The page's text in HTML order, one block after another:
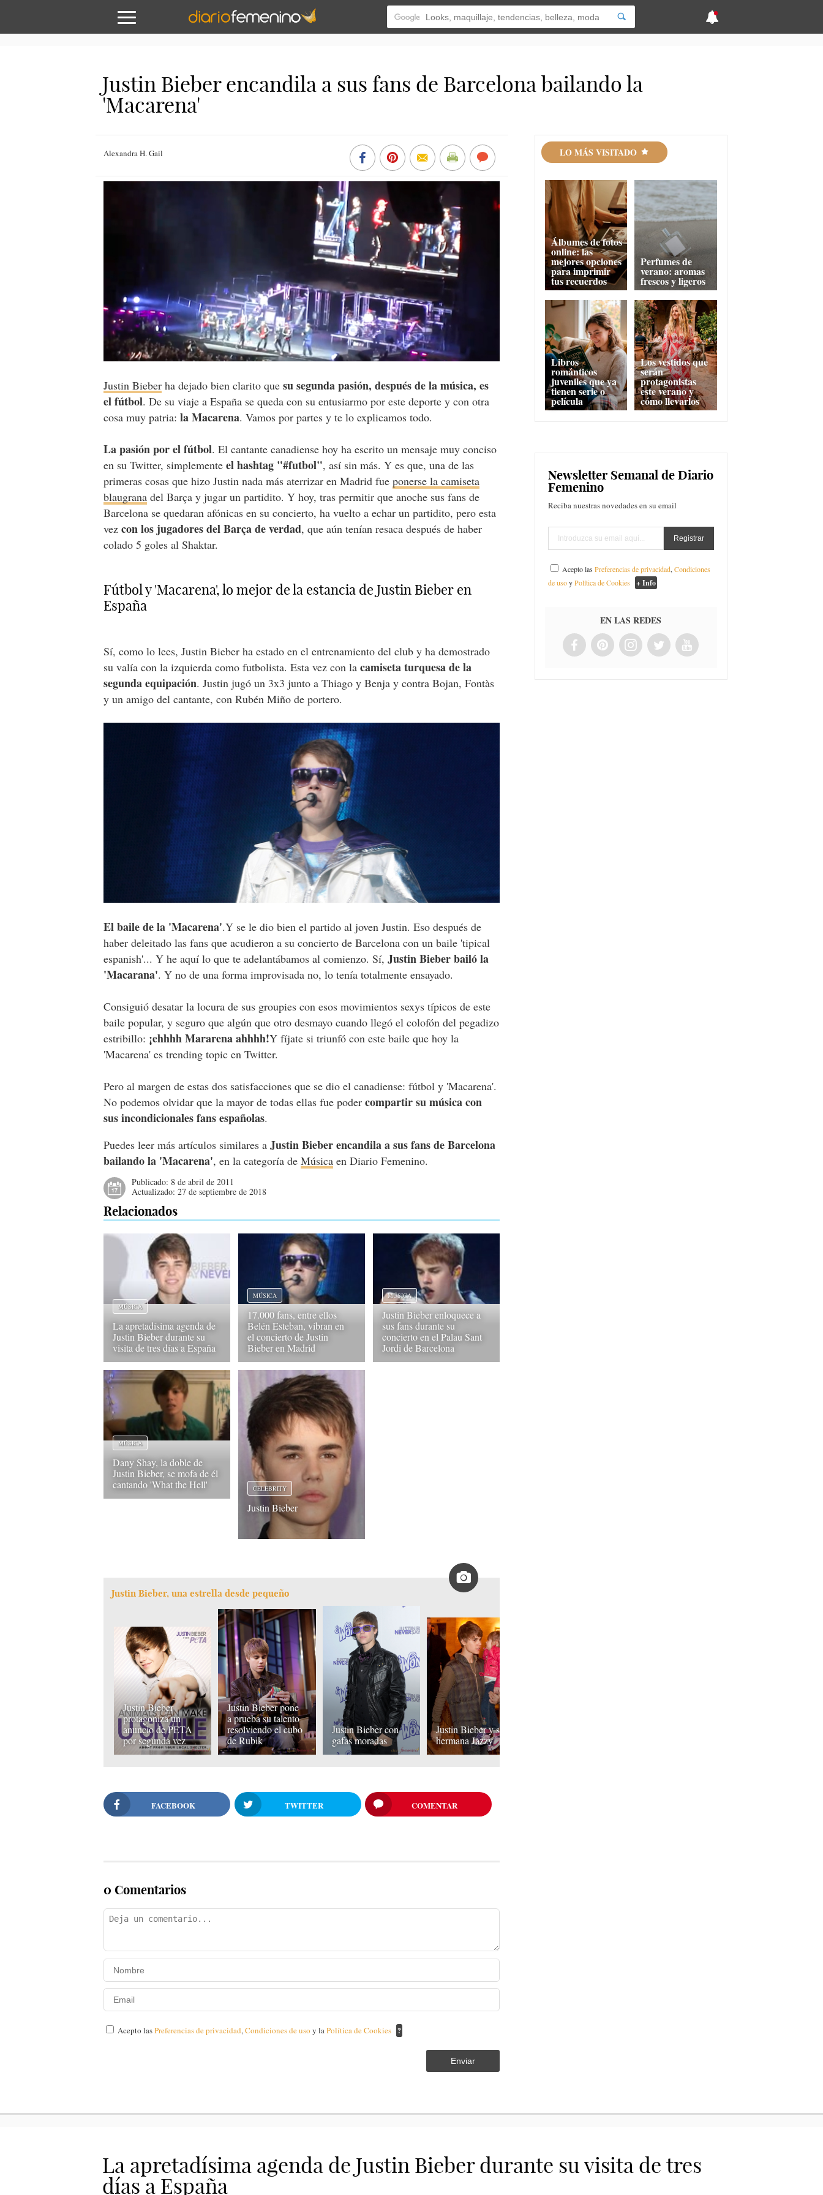
Justin Bieber encandila a sus fans de Barcelona bailando la
'Macarena'
Alexandra H. Gail
Justin Bieber ha dejado bien clarito quesu segunda pasión, después de la música, es
el fútbol. De su viaje a España se queda con su entusiarmo por este deporte y con otra
cosa muy patria:la Macarena. Vamos por partes y te lo explicamos todo.
La pasión por el fútbol. El cantante canadiense hoy ha escrito un mensaje muy conciso
en su Twitter, simplementeel hashtag "#futbol", así sin más. Y es que, una de las
primeras cosas que hizo Justin nada más aterrizar en Madrid fueponerse la camiseta
blaugrana del Barça y jugar un partidito. Y hoy, tras permitir que anoche sus fans de
Barcelona se quedaran afónicas en su concierto, ha vuelto a echar un partidito, pero esta
vezcon los jugadores del Barça de verdad, que aún tenían resaca después de haber
colado 5 goles al Shaktar.
Fútbol y 'Macarena', lo mejor de la estancia de Justin Bieber en
España
Sí, como lo lees, Justin Bieber ha estado en el entrenamiento del club y ha demostrado
su valía con la izquierda como futbolista. Esta vez con lacamiseta turquesa de la
segunda equipación. Justin jugó un 3x3 junto a Thiago y Benja y contra Bojan, Fontàs
y un amigo del cantante, con Rubén Miño de portero.
El baile de la 'Macarena'.Y se le dio bien el partido al joven Justin. Eso después de
haber deleitado las fans que acudieron a su concierto de Barcelona con un baile 'tipical
espanish'... Y he aquí lo que te adelantábamos al comienzo. Sí,Justin Bieber bailó la
'Macarana'. Y no de una forma improvisada no, lo tenía totalmente ensayado.
Consiguió desatar la locura de sus groupies con esos movimientos sexys típicos de este
baile popular, y seguro que algún que otro desmayo cuando llegó el colofón del pegadizo
estribillo: ¡ehhhh Mararena ahhhh!Y fíjate si triunfó con este baile que hoy la
'Macarena' es trending topic en Twitter.
Pero al margen de estas dos satisfacciones que se dio el canadiense: fútbol y 'Macarena'.
No podemos olvidar que la mayor de todas ellas fue poder compartir su música con
sus incondicionales fans españolas.
Puedes leer más artículos similares aJustin Bieber encandila a sus fans de Barcelona
bailando la 'Macarena', en la categoría deMúsica en Diario Femenino.
Publicado:8 de abril de 2011
Actualizado:27 de septiembre de 2018
Relacionados
MÚSICA
La apretadísima agenda de
Justin Bieber durante su
visita de tres días a España
MÚSICA
17.000 fans, entre ellos
Belén Esteban, vibran en
el concierto de Justin
Bieber en Madrid
MÚSICA
Justin Bieber enloquece a
sus fans durante su
concierto en el Palau Sant
Jordi de Barcelona
MÚSICA
Dany Shay, la doble de
Justin Bieber, se mofa de él
cantando 'What the Hell'
CELEBRITY
Justin Bieber
Justin Bieber, una estrella desde pequeño
Justin Bieber
protagoniza un
anuncio de PETA
por segunda vez
Justin Bieber pone
a prueba su talento
resolviendo el cubo
de Rubik
Justin Bieber con
gafas moradas
Justin Bieber y su
hermana Jazzy
FACEBOOK TWITTER COMENTAR
0 Comentarios
Acepto lasPreferencias de privacidad,Condiciones de usoy laPolítica de Cookies ?
Enviar
LO MÁS VISITADO
Álbumes de fotos
online: las
mejores opciones
para imprimir
tus recuerdos
Perfumes de
verano: aromas
frescos y ligeros
Libros
románticos
juveniles que ya
tienen serie o
película
Los vestidos que
serán
protagonistas
este verano y
cómo llevarlos
Newsletter Semanal de Diario
Femenino
Reciba nuestras novedades en su email
Acepto lasPreferencias de privacidad,Condiciones
de usoyPolítica de Cookies + Info
EN LAS REDES
La apretadísima agenda de Justin Bieber durante su visita de tres
días a España